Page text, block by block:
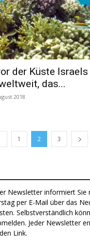
der Küste
das...
2018
1 2 3
Newsletter informiert Sie
per E-Mail über das
Selbstverständlich
Jeder Newsletter
Link.